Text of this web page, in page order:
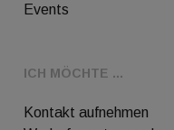
Events
ICH MÖCHTE ...
Kontakt aufnehmen